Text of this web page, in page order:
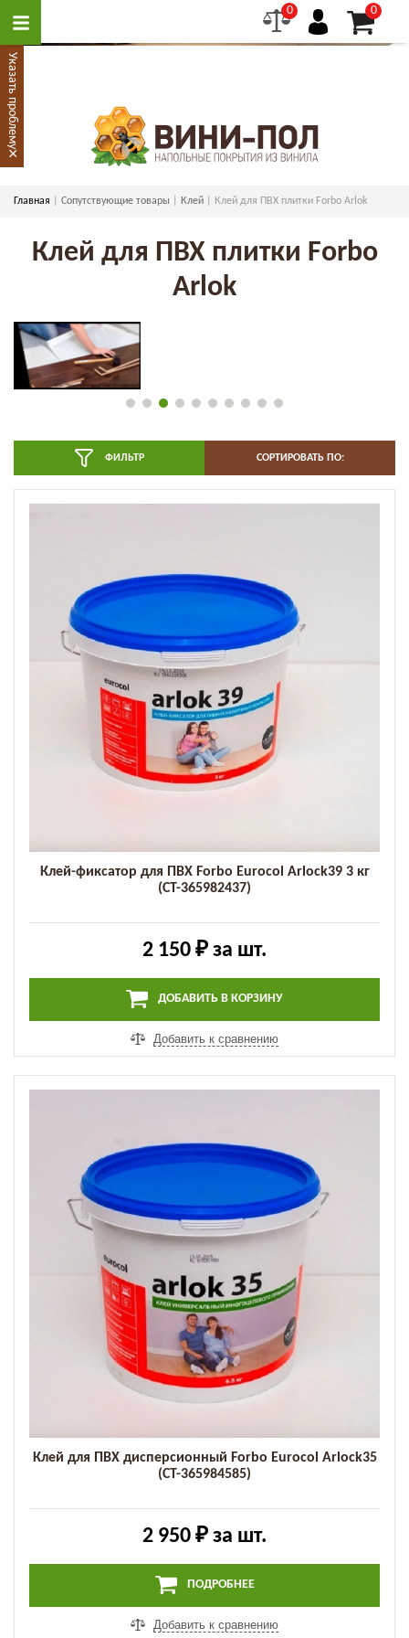
0 0
Главная Сопутствующие товары Клей Клей для ПВХ плитки Forbo Arlok
Клей для ПВХ плитки Forbo
Arlok
ФИЛЬТР СОРТИРОВАТЬ ПО:
Клей-фиксатор для ПВХ Forbo Eurocol Arlock39 3 кг
(СТ-365982437)
2 150 ₽ за шт.
ДОБАВИТЬ В КОРЗИНУ
Добавить к сравнению
Клей для ПВХ дисперсионный Forbo Eurocol Arlock35
(СТ-365984585)
2 950 ₽ за шт.
ПОДРОБНЕЕ
Добавить к сравнению
Указать проблему
×